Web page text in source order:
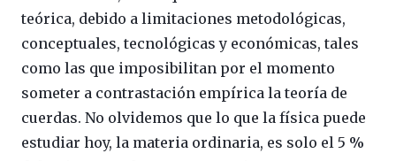
teórica, debido a limitaciones metodológicas,
conceptuales, tecnológicas y económicas, tales
como las que imposibilitan por el momento
someter a contrastación empírica la teoría de
cuerdas. No olvidemos que lo que la física puede
estudiar hoy, la materia ordinaria, es solo el 5 %